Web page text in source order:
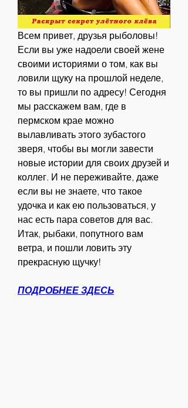
Всем привет, друзья рыболовы!
Если вы уже надоели своей жене
своими историями о том, как вы
ловили щуку на прошлой неделе,
то вы пришли по адресу! Сегодня
мы расскажем вам, где в
пермском крае можно
вылавливать этого зубастого
зверя, чтобы вы могли завести
новые истории для своих друзей и
коллег. И не переживайте, даже
если вы не знаете, что такое
удочка и как ею пользоваться, у
нас есть пара советов для вас.
Итак, рыбаки, попутного вам
ветра, и пошли ловить эту
прекрасную щучку!
ПОДРОБНЕЕ ЗДЕСЬ